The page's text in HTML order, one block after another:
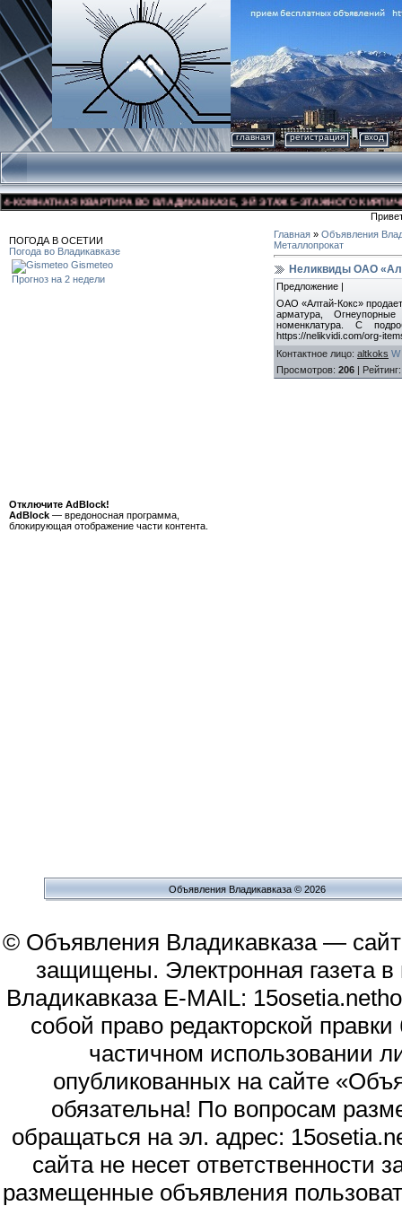
главная регистрация вход
КВАРТИРА ВО ВЛАДИКАВКАЗЕ, 3-Й ЭТАЖ 5-ЭТАЖНОГО
ПОГОДА В ОСЕТИИ
Погода во Владикавказе
Gismeteo
Прогноз на 2 недели
Отключите AdBlock!
AdBlock — вредоносная программа,
блокирующая отображение части контента.
Главная » Объявления
Металлопрокат
Неликвиды ОАО
Предложение |
ОАО «Алтай-Кокс»
арматура,
номенклатура. С
https://nelikvidi.com/org-
Контактное лицо: altkoks W
Просмотров: 206 | Рейтинг
Объявления Владикавказа © 2026
© Объявления Владикавказа —
защищены. Электронная газета
Владикавказа E-MAIL:
собой право редакторской
частичном использовании
опубликованных на сайте
обязательна! По вопросам
обращаться на эл. адрес:
сайта не несет
размещенные объявления